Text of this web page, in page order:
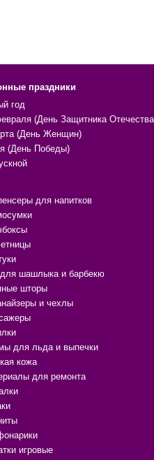
праздники
год
(День Защитника
(День Женщин)
(День Победы)
для напитков
шашлыка и барбекю
шторы
и чехлы
для льда и выпечки
кожа
для ремонта
игровые